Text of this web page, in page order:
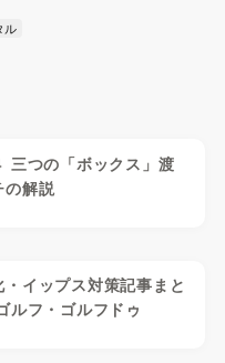
ル
三つの「ボックス」渡
の解説
イップス対策記事まと
ルフ・ゴルフドゥ